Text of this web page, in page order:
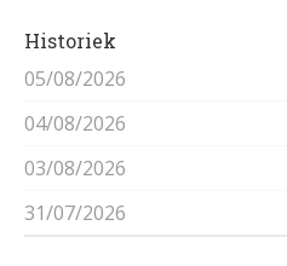
Historiek
05/08/2026
04/08/2026
03/08/2026
31/07/2026